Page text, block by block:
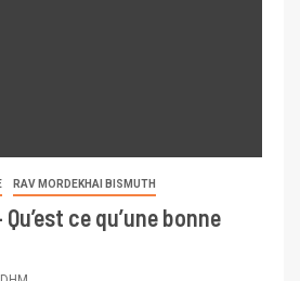
RAV MORDEKHAI BISMUTH
ce qu’une bonne